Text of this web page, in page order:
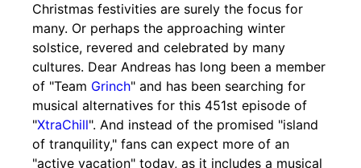
Christmas festivities are surely the focus for
many. Or perhaps the approaching winter
solstice, revered and celebrated by many
cultures. Dear Andreas has long been a member
of "Team Grinch" and has been searching for
musical alternatives for this 451st episode of
"XtraChill". And instead of the promised "island
of tranquility," fans can expect more of an
"active vacation" today, as it includes a musical